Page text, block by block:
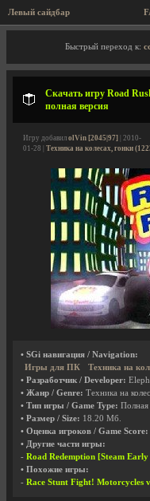
Левый сайдбар
Быстрый переход к:
Скачать игру Road
полная версия
Игру добавил olVin [2045|97] | 2010-
01-28 | Техника на колесах, гонки
• SGi навигация / Navigation:
Игры для ПК
Техника на
• Разработчик / Developer:
• Жанр / Genre: Техника на
• Тип игры / Game Type: Полная
• Размер / Size: 18.20 Мб.
• Оценка игроков / Game Score:
• Другие части игры:
- Road Redemption [Steam Early
• Похожие игры:
- Race Stunt Fight! Motorcycles